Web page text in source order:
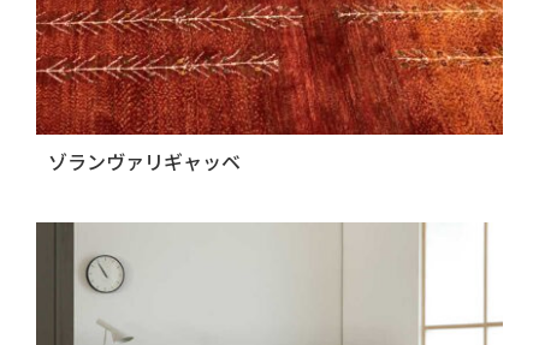
ゾランヴァリギャッベ